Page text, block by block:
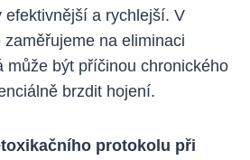
efektivnější a rychlejší. V
na eliminaci
může být příčinou ⁤chronického‍
brzdit hojení.
protokolu při